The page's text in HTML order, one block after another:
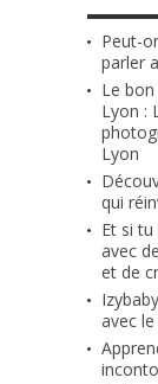
Peut-
parler
Le
Lyon :
Lyon
qui
Et si
avec
et de
avec